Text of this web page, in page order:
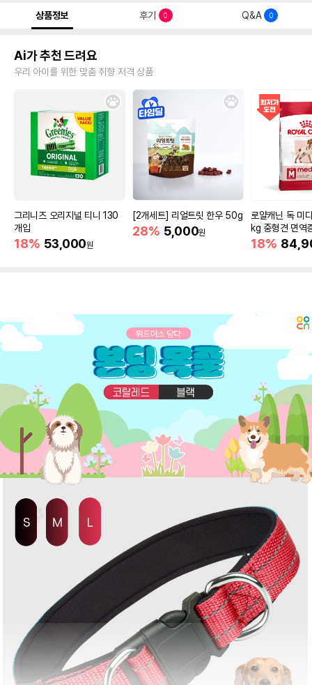
상품정보 후기 0 Q&A 0
Ai가 추천 드려요
우리 아이를 위한 맞춤 취향 저격 상품
그리니즈 오리지널 티니 130
개입
18% 53,000원
[2개세트] 리얼트릿 한우 50g
28% 5,000원
로얄캐닌 독 미
kg 중형견 면역
18%